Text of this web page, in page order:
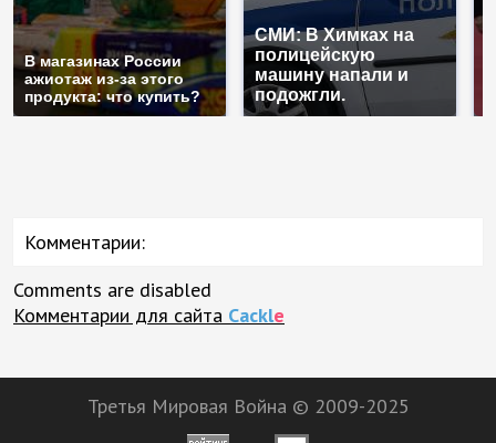
В магазинах России
ажиотаж из-за этого
продукта: что купить?
СМИ: В Химках на
полицейскую
машину напали и
подожгли.
Комментарии:
Comments are disabled
Комментарии для сайта Cackle
Третья Мировая Война © 2009-2025